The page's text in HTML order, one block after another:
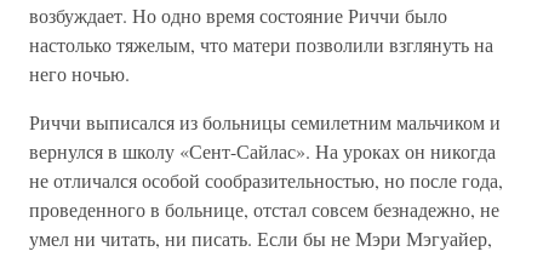
возбуждает. Но одно время состояние Риччи было
настолько тяжелым, что матери позволили взглянуть на
него ночью.
Риччи выписался из больницы семилетним мальчиком и
вернулся в школу «Сент-Сайлас». На уроках он никогда
не отличался особой сообразительностью, но после года,
проведенного в больнице, отстал совсем безнадежно, не
умел ни читать, ни писать. Если бы не Мэри Мэгуайер,